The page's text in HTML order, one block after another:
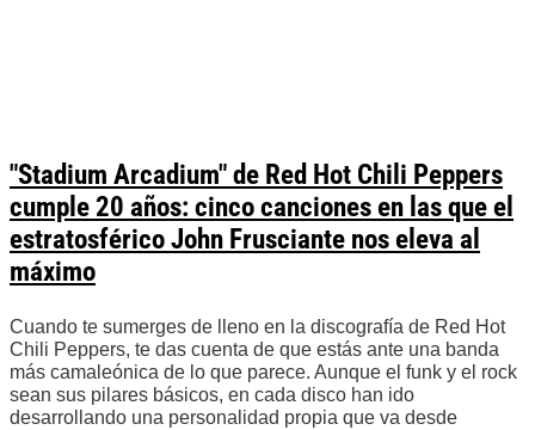
"Stadium Arcadium" de Red Hot Chili Peppers
cumple 20 años: cinco canciones en las que el
estratosférico John Frusciante nos eleva al
máximo
Cuando te sumerges de lleno en la discografía de Red Hot
Chili Peppers, te das cuenta de que estás ante una banda
más camaleónica de lo que parece. Aunque el funk y el rock
sean sus pilares básicos, en cada disco han ido
desarrollando una personalidad propia que va desde